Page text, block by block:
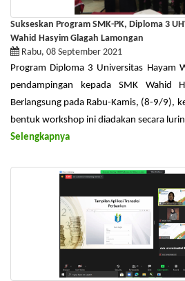
Sukseskan Program SMK-PK, Diploma 3
Wahid Hasyim Glagah Lamongan
Rabu, 08 September 2021
Program Diploma 3 Universitas Hayam
pendampingan kepada SMK Wahid
Berlangsung pada Rabu-Kamis, (8-9/9),
bentuk workshop ini diadakan secara
Selengkapnya